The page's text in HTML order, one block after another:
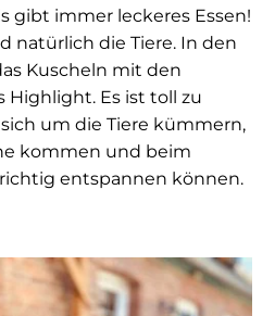
gibt immer leckeres Essen!
natürlich die Tiere. In den
Kuscheln mit den
Highlight. Es ist toll zu
um die Tiere kümmern,
kommen und beim
entspannen können.